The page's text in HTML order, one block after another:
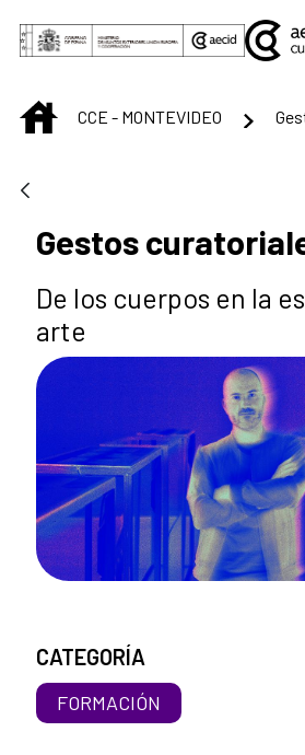
Saut au contenu principal
INICIOCCE - MONTEVIDEO
Gestos
De los cuerpos en la
arte
CATEGORÍA
FORMACIÓN